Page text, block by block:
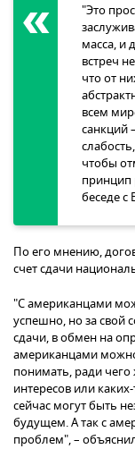
"Это
масса, и
встреч
что от
всем
санкций
чтобы
принцип
беседе с
По его мнению,
счет сдачи
"С американцами
успешно, но за свой
сдачи, в обмен на
американцами
понимать, ради
интересов или
сейчас могут быть
будущем. А так с
проблем", –